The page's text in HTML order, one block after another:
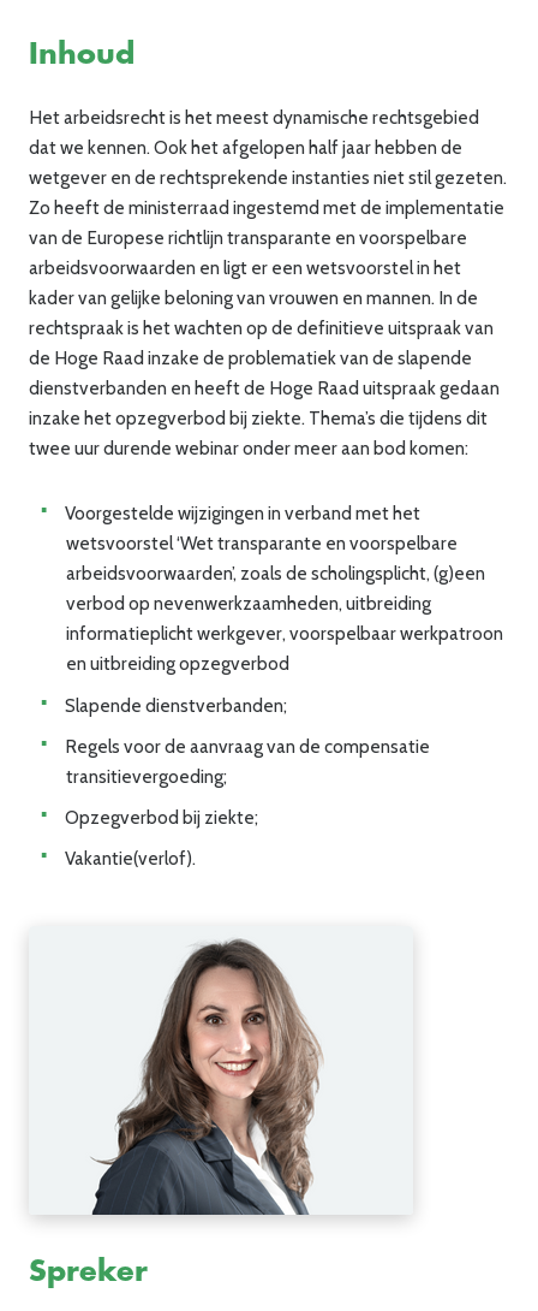
Inhoud
Het arbeidsrecht is het meest dynamische rechtsgebied
dat we kennen. Ook het afgelopen half jaar hebben de
wetgever en de rechtsprekende instanties niet stil gezeten.
Zo heeft de ministerraad ingestemd met de implementatie
van de Europese richtlijn transparante en voorspelbare
arbeidsvoorwaarden en ligt er een wetsvoorstel in het
kader van gelijke beloning van vrouwen en mannen. In de
rechtspraak is het wachten op de definitieve uitspraak van
de Hoge Raad inzake de problematiek van de slapende
dienstverbanden en heeft de Hoge Raad uitspraak gedaan
inzake het opzegverbod bij ziekte. Thema’s die tijdens dit
twee uur durende webinar onder meer aan bod komen:
Voorgestelde wijzigingen in verband met het
wetsvoorstel ‘Wet transparante en voorspelbare
arbeidsvoorwaarden’, zoals de scholingsplicht, (g)een
verbod op nevenwerkzaamheden, uitbreiding
informatieplicht werkgever, voorspelbaar werkpatroon
en uitbreiding opzegverbod
Slapende dienstverbanden;
Regels voor de aanvraag van de compensatie
transitievergoeding;
Opzegverbod bij ziekte;
Vakantie(verlof).
Spreker